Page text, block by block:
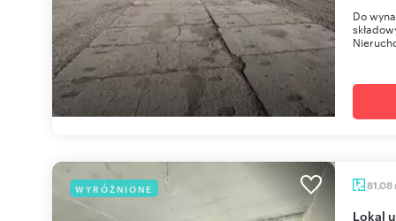
Do
WYRÓŻNIONE 81,08
Lokal użytkowy 81 m² - witryny przy ruchliwej Al. 1